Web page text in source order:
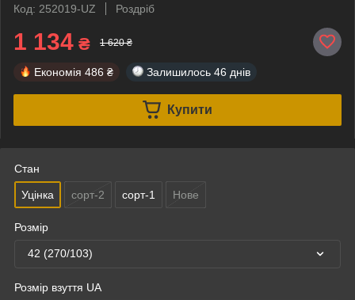
Код: 252019-UZ
Роздріб
1 134 ₴ 1 620 ₴
Економія 486 ₴ Залишилось 46 днів
Купити
Стан
Уцінка сорт-2 сорт-1 Нове
Розмір
42 (270/103)
Розмір взуття UA